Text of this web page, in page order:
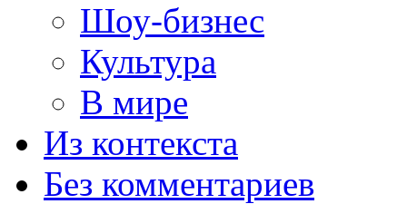
Шоу-бизнес
Культура
В мире
Из контекста
Без комментариев